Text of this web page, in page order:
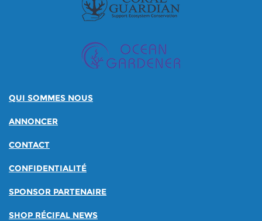
QUI SOMMES NOUS
ANNONCER
CONTACT
CONFIDENTIALITÉ
SPONSOR PARTENAIRE
SHOP RÉCIFAL NEWS